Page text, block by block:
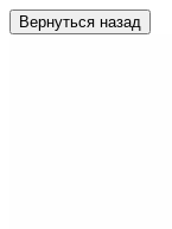
Вернуться назад